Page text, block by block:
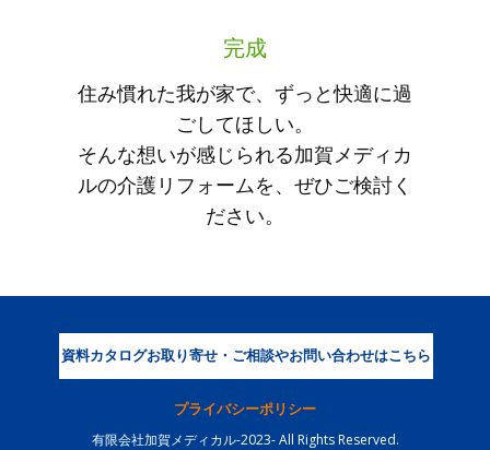
完成
住み慣れた我が家で、ずっと快適に過
ごしてほしい。
そんな想いが感じられる加賀メディカ
ルの介護リフォームを、ぜひご検討く
ださい。
資料カタログお取り寄せ・ご相談やお問い合わせはこちら
プライバシーポリシー
有限会社加賀メディカル-2023- All Rights Reserved.